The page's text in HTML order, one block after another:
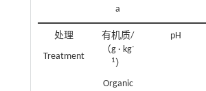
a
处理
Treatment
有机质/
（g · kg-
1 ）
Organic
pH